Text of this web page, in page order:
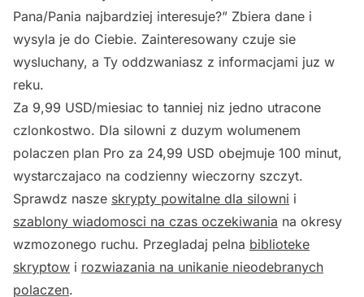
Pana/Pania najbardziej interesuje?” Zbiera dane i
wysyla je do Ciebie. Zainteresowany czuje sie
wysluchany, a Ty oddzwaniasz z informacjami juz w
reku.
Za 9,99 USD/miesiac to tanniej niz jedno utracone
czlonkostwo. Dla silowni z duzym wolumenem
polaczen plan Pro za 24,99 USD obejmuje 100 minut,
wystarczajaco na codzienny wieczorny szczyt.
Sprawdz nasze skrypty powitalne dla silowni i
szablony wiadomosci na czas oczekiwania na okresy
wzmozonego ruchu. Przegladaj pelna biblioteke
skryptow i rozwiazania na unikanie nieodebranych
polaczen.